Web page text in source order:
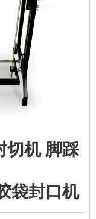
切机 脚踩
袋封口机